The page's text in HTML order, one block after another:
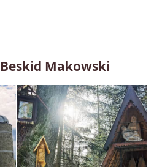
Beskid Makowski